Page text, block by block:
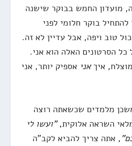
מועדון החמש בבוקר שישנה
בוקר חלומי לפני
טוב ויפה, אבל עדיין לא זה.
הסרטונים האלה הוא אני.
איךאני אספיק יותר, אני
מלמדים שכשאתה רוצה
השראה אלוקית,"ועשו לי
, אתה צריך להביא לקב"ה